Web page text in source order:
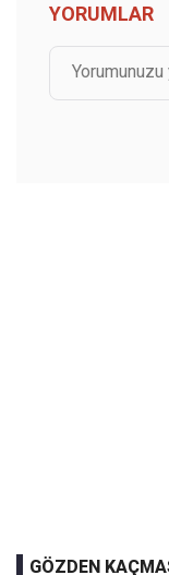
YORUMLAR
GÖZDEN